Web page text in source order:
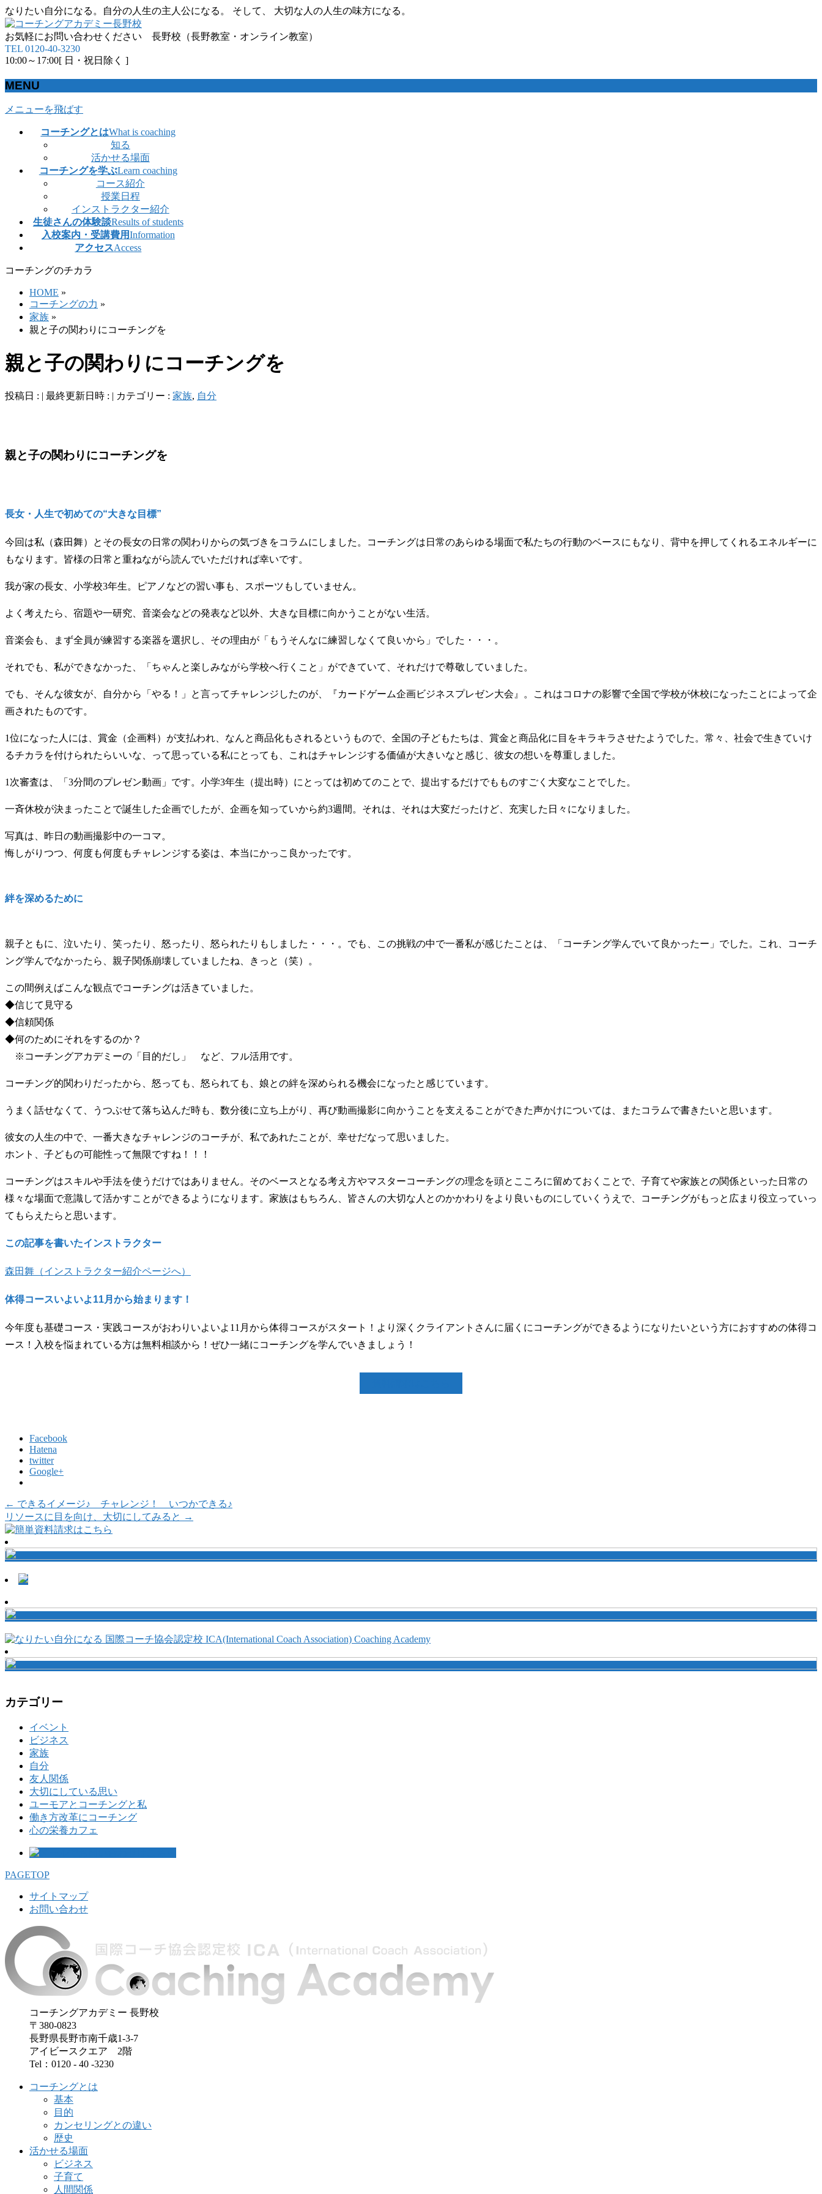
なりたい自分になる。自分の人生の主人公になる。 そして、 大切な人の人生の味方になる。
お気軽にお問い合わせください 長野校（長野教室・オンライン教室）
TEL 0120-40-3230
10:00～17:00[ 日・祝日除く ]
MENU
メニューを飛ばす
コーチングとはWhat is coaching
知る
活かせる場面
コーチングを学ぶLearn coaching
コース紹介
授業日程
インストラクター紹介
生徒さんの体験談Results of students
入校案内・受講費用Information
アクセスAccess
コーチングのチカラ
HOME »
コーチングの力 »
家族 »
親と子の関わりにコーチングを
親と子の関わりにコーチングを
投稿日 : 最終更新日時 : カテゴリー : 家族, 自分
親と子の関わりにコーチングを
長女・人生で初めての“大きな目標”
今回は私（森田舞）とその長女の日常の関わりからの気づきをコラムにしました。コーチングは日常のあらゆる場面で私たちの行動のベースにもなり、背中を押してくれるエネルギーに
もなります。皆様の日常と重ねながら読んでいただければ幸いです。
我が家の長女、小学校3年生。ピアノなどの習い事も、スポーツもしていません。
よく考えたら、宿題や一研究、音楽会などの発表など以外、大きな目標に向かうことがない生活。
音楽会も、まず全員が練習する楽器を選択し、その理由が「もうそんなに練習しなくて良いから」でした・・・。
それでも、私ができなかった、「ちゃんと楽しみながら学校へ行くこと」ができていて、それだけで尊敬していました。
でも、そんな彼女が、自分から「やる！」と言ってチャレンジしたのが、『カードゲーム企画ビジネスプレゼン大会』。これはコロナの影響で全国で学校が休校になったことによって企
画されたものです。
1位になった人には、賞金（企画料）が支払われ、なんと商品化もされるというもので、全国の子どもたちは、賞金と商品化に目をキラキラさせたようでした。常々、社会で生きていけ
るチカラを付けられたらいいな、って思っている私にとっても、これはチャレンジする価値が大きいなと感じ、彼女の想いを尊重しました。
1次審査は、「3分間のプレゼン動画」です。小学3年生（提出時）にとっては初めてのことで、提出するだけでもものすごく大変なことでした。
一斉休校が決まったことで誕生した企画でしたが、企画を知っていから約3週間。それは、それは大変だったけど、充実した日々になりました。
写真は、昨日の動画撮影中の一コマ。
悔しがりつつ、何度も何度もチャレンジする姿は、本当にかっこ良かったです。
絆を深めるために
親子ともに、泣いたり、笑ったり、怒ったり、怒られたりもしました・・・。でも、この挑戦の中で一番私が感じたことは、「コーチング学んでいて良かったー」でした。これ、コーチ
ング学んでなかったら、親子関係崩壊していましたね、きっと（笑）。
この間例えばこんな観点でコーチングは活きていました。
◆信じて見守る
◆信頼関係
◆何のためにそれをするのか？
※コーチングアカデミーの「目的だし」 など、フル活用です。
コーチング的関わりだったから、怒っても、怒られても、娘との絆を深められる機会になったと感じています。
うまく話せなくて、うつぶせて落ち込んだ時も、数分後に立ち上がり、再び動画撮影に向かうことを支えることができた声かけについては、またコラムで書きたいと思います。
彼女の人生の中で、一番大きなチャレンジのコーチが、私であれたことが、幸せだなって思いました。
ホント、子どもの可能性って無限ですね！！！
コーチングはスキルや手法を使うだけではありません。そのベースとなる考え方やマスターコーチングの理念を頭とこころに留めておくことで、子育てや家族との関係といった日常の
様々な場面で意識して活かすことができるようになります。家族はもちろん、皆さんの大切な人とのかかわりをより良いものにしていくうえで、コーチングがもっと広まり役立っていっ
てもらえたらと思います。
この記事を書いたインストラクター
森田舞（インストラクター紹介ページへ）
体得コースいよいよ11月から始まります！
今年度も基礎コース・実践コースがおわりいよいよ11月から体得コースがスタート！より深くクライアントさんに届くにコーチングができるようになりたいという方におすすめの体得コ
ース！入校を悩まれている方は無料相談から！ぜひ一緒にコーチングを学んでいきましょう！
Facebook
Hatena
twitter
Google+
← できるイメージ♪ チャレンジ！ いつかできる♪
リソースに目を向け、大切にしてみると →
カテゴリー
イベント
ビジネス
家族
自分
友人関係
大切にしている思い
ユーモアとコーチングと私
働き方改革にコーチング
心の栄養カフェ
PAGETOP
サイトマップ
お問い合わせ
コーチングアカデミー 長野校
〒380-0823
長野県長野市南千歳1-3-7
アイビースクエア 2階
Tel：0120 - 40 -3230
コーチングとは
基本
目的
カンセリングとの違い
歴史
活かせる場面
ビジネス
子育て
人間関係